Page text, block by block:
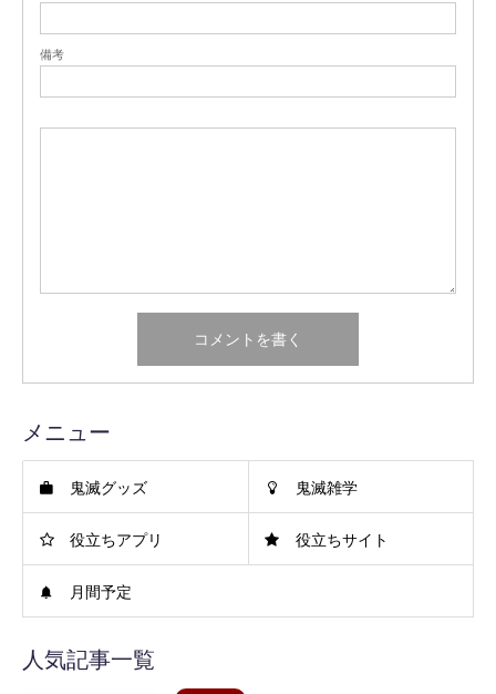
備考
メニュー
鬼滅グッズ 鬼滅雑学
役立ちアプリ 役立ちサイト
月間予定
人気記事一覧